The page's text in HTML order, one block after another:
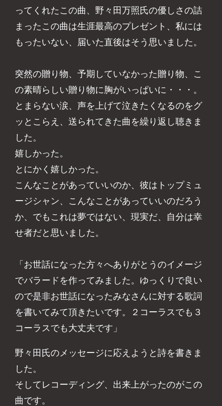
ってくれたこの曲、野々田万照氏の優しさの詰
まったこの曲は生涯最高のプレゼント、私には
もったいない、届いた直後はそう思いました。
突然の贈り物、予期していなかった贈り物、こ
の素晴らしい贈り物に胸がいっぱいに・・・。
とまらない涙、声を上げて泣きたくなるのをグ
ッとこらえ、送られてきた曲を繰り返し聴きま
した。
嬉しかった。
とにかく嬉しかった。
こんなことがあっていいのか、彼はトップミュ
ージシャン、こんなことがあっていいのだろう
か、でもこれは夢ではない、現実だ、自分は幸
せ者だと思いました。
「お世話になった方々へありがとうのイメージ
でバラードを作ってみました。ゆっくりで良い
ので是非お世話になったみなさんに対する歌詞
を書いてみて頂きたいです。２コーラスでも３
コーラスでも大丈夫です」
野々田氏のメッセージに応えようと詩を書きま
した。
そしてレコーディング、出来上がったのがこの
曲です。